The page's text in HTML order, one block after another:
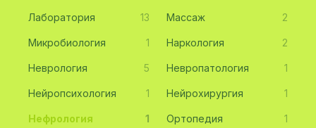
Лаборатория 13 Массаж 2
Микробиология 1 Наркология 2
Неврология 5 Невропатология 1
Нейропсихология 1 Нейрохирургия 1
Нефрология 1 Ортопедия 1